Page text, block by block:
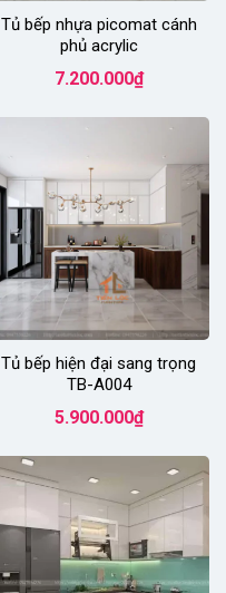
Tủ bếp nhựa picomat cánh
phủ acrylic
7.200.000₫
Tủ bếp hiện đại sang trọng
TB-A004
5.900.000₫